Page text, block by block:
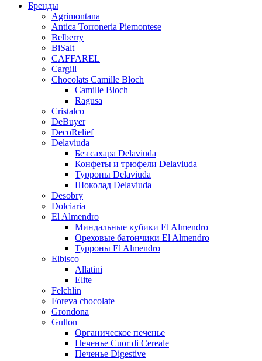
Бренды
Agrimontana
Antica Torroneria Piemontese
Belberry
BiSalt
CAFFAREL
Cargill
Chocolats Camille Bloch
Camille Bloch
Ragusa
Cristalco
DeBuyer
DecoRelief
Delaviuda
Без сахара Delaviuda
Конфеты и трюфели Delaviuda
Турроны Delaviuda
Шоколад Delaviuda
Desobry
Dolciaria
El Almendro
Миндальные кубики El Almendro
Ореховые батончики El Almendro
Турроны El Almendro
Elbisco
Allatini
Elite
Felchlin
Foreva chocolate
Grondona
Gullon
Органическое печенье
Печенье Cuor di Cereale
Печенье Digestive